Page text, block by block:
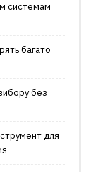
системам
багато
без
для